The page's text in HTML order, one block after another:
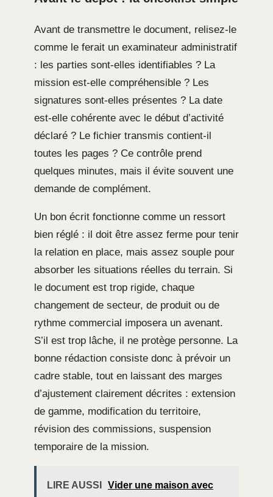
Avant de transmettre le document, relisez-le
comme le ferait un examinateur administratif
: les parties sont-elles identifiables ? La
mission est-elle compréhensible ? Les
signatures sont-elles présentes ? La date
est-elle cohérente avec le début d’activité
déclaré ? Le fichier transmis contient-il
toutes les pages ? Ce contrôle prend
quelques minutes, mais il évite souvent une
demande de complément.
Un bon écrit fonctionne comme un ressort
bien réglé : il doit être assez ferme pour tenir
la relation en place, mais assez souple pour
absorber les situations réelles du terrain. Si
le document est trop rigide, chaque
changement de secteur, de produit ou de
rythme commercial imposera un avenant.
S’il est trop lâche, il ne protège personne. La
bonne rédaction consiste donc à prévoir un
cadre stable, tout en laissant des marges
d’ajustement clairement décrites : extension
de gamme, modification du territoire,
révision des commissions, suspension
temporaire de la mission.
LIRE AUSSI
Vider une maison avec